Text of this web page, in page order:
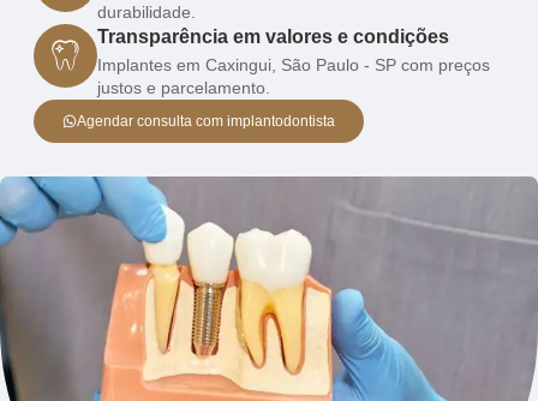
durabilidade.
Transparência em valores e condições
Implantes em Caxingui, São Paulo - SP com preços
justos e parcelamento.
Agendar consulta com implantodontista